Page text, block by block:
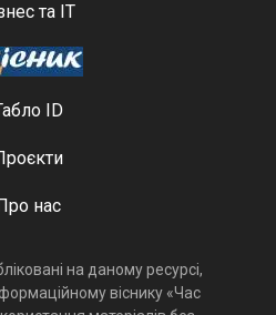
та ІТ
ID
Про нас
на даному ресурсі,
віснику «Час